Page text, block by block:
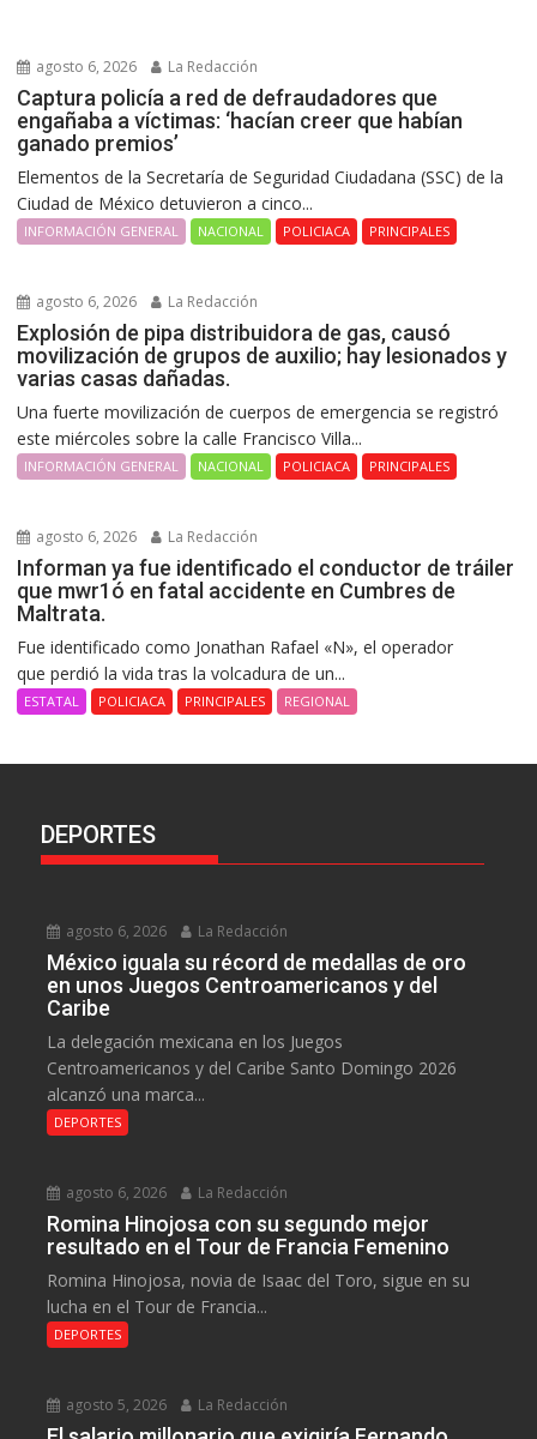
agosto 6, 2026 La Redacción
Captura policía a red de defraudadores que
engañaba a víctimas: ‘hacían creer que habían
ganado premios’
Elementos de la Secretaría de Seguridad Ciudadana (SSC) de la
Ciudad de México detuvieron a cinco...
INFORMACIÓN GENERAL NACIONAL POLICIACA PRINCIPALES
agosto 6, 2026 La Redacción
Explosión de pipa distribuidora de gas, causó
movilización de grupos de auxilio; hay lesionados y
varias casas dañadas.
Una fuerte movilización de cuerpos de emergencia se registró
este miércoles sobre la calle Francisco Villa...
INFORMACIÓN GENERAL NACIONAL POLICIACA PRINCIPALES
agosto 6, 2026 La Redacción
Informan ya fue identificado el conductor de tráiler
que mwr1ó en fatal accidente en Cumbres de
Maltrata.
Fue identificado como Jonathan Rafael «N», el operador
que perdió la vida tras la volcadura de un...
ESTATAL POLICIACA PRINCIPALES REGIONAL
DEPORTES
agosto 6, 2026 La Redacción
México iguala su récord de medallas de oro
en unos Juegos Centroamericanos y del
Caribe
La delegación mexicana en los Juegos
Centroamericanos y del Caribe Santo Domingo 2026
alcanzó una marca...
DEPORTES
agosto 6, 2026 La Redacción
Romina Hinojosa con su segundo mejor
resultado en el Tour de Francia Femenino
Romina Hinojosa, novia de Isaac del Toro, sigue en su
lucha en el Tour de Francia...
DEPORTES
agosto 5, 2026 La Redacción